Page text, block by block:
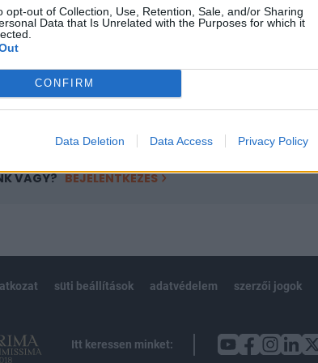
opt-out of Collection, Use, Retention, Sale, and/or Sharing
Data that Is Unrelated with the Purposes for which it
CONFIRM
Data Deletion Data Access Privacy Policy
tartalmazza:
cikkarchívum
elmúlt 2 év napon belüli
VAGY? BEJELENTKEZÉS
süti beállítások adatvédelem szerzői jogok
Itt keressen minket: